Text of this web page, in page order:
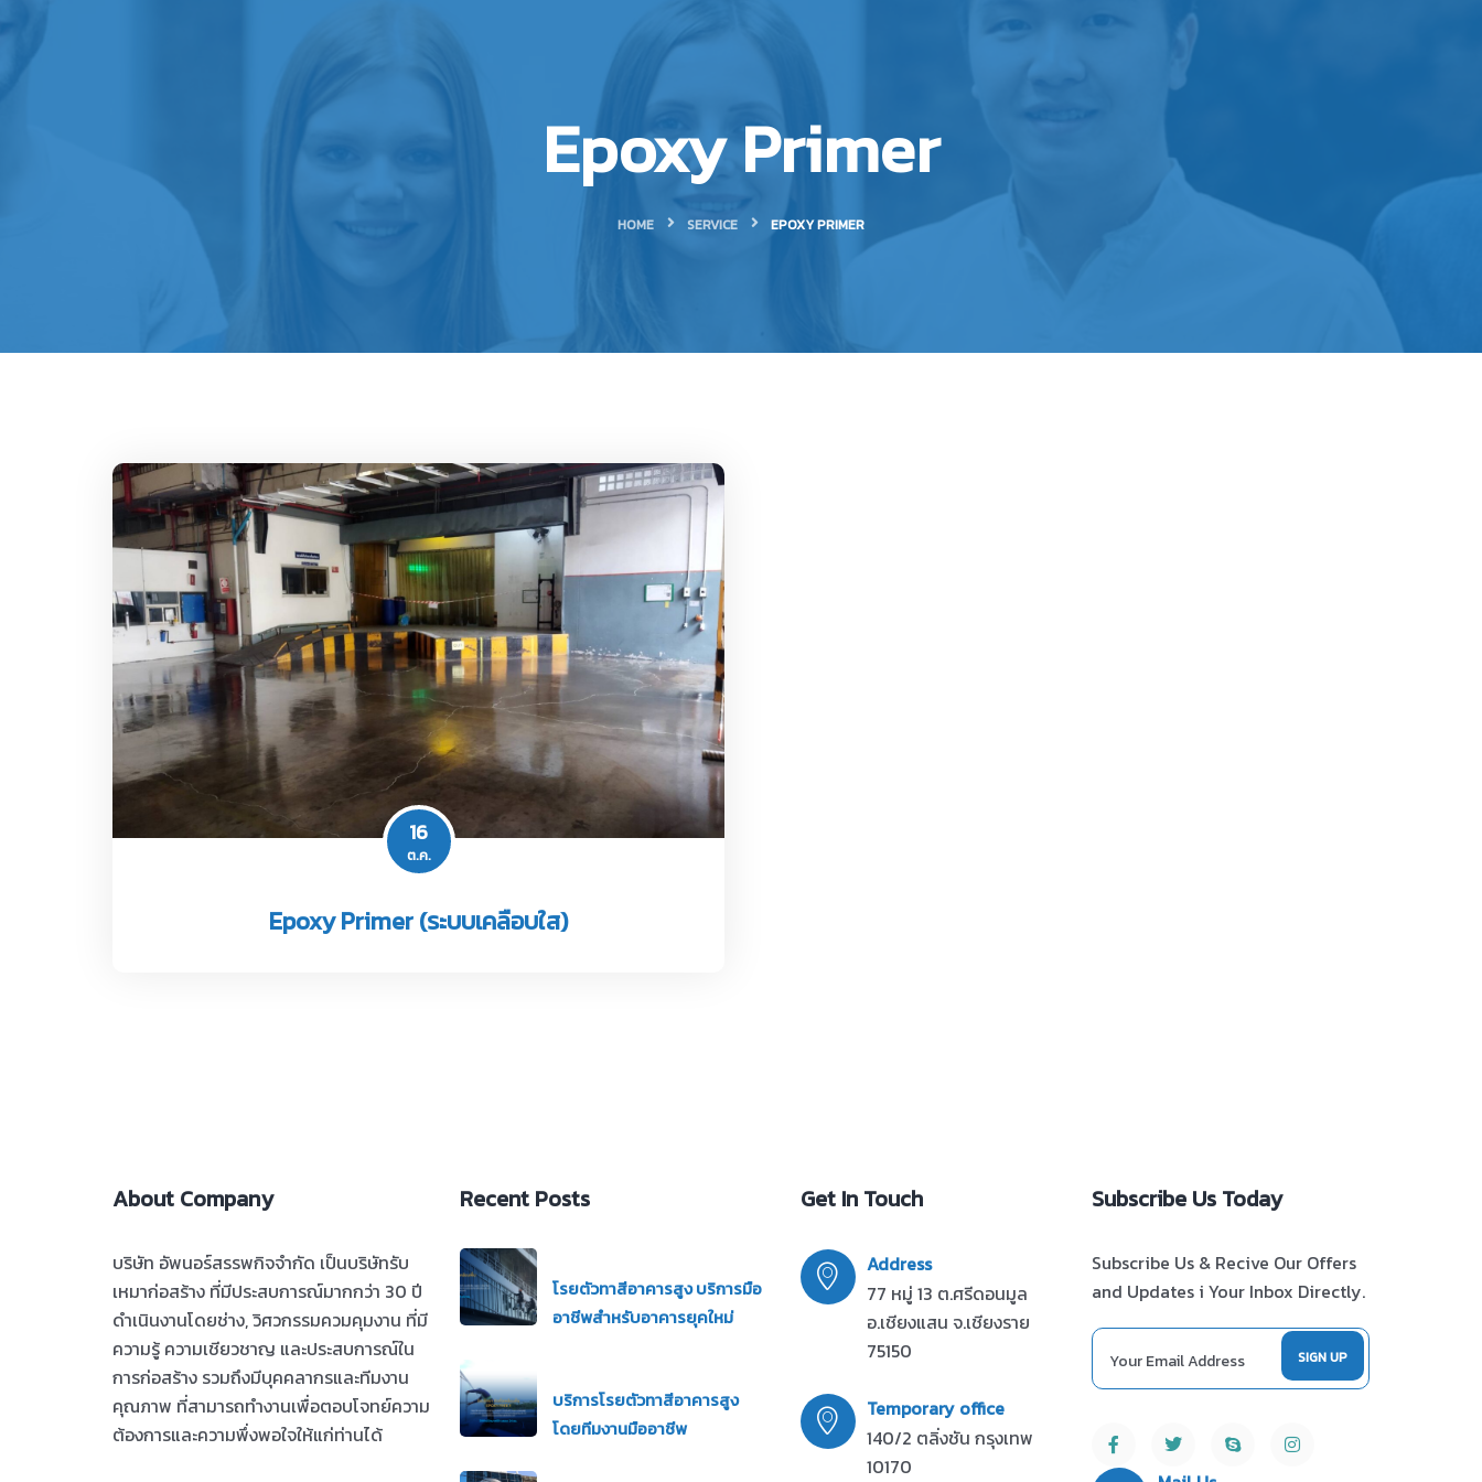
Epoxy Primer
HOME SERVICE EPOXY PRIMER
16
ต.ค.
Epoxy Primer (ระบบเคลือบใส)
About Company
บริษัท อัพนอร์สรรพกิจจำกัด เป็นบริษัทรับ
เหมาก่อสร้าง ที่มีประสบการณ์มากกว่า 30 ปี
ดำเนินงานโดยช่าง, วิศวกรรมควมคุมงาน ที่มี
ความรู้ ความเชียวชาญ และประสบการณ์ใน
การก่อสร้าง รวมถึงมีบุคคลากรและทีมงาน
คุณภาพ ที่สามารถทำงานเพื่อตอบโจทย์ความ
ต้องการและความพึ่งพอใจให้แก่ท่านได้
Recent Posts
โรยตัวทาสีอาคารสูง บริการมือ
อาชีพสำหรับอาคารยุคใหม่
บริการโรยตัวทาสีอาคารสูง
โดยทีมงานมืออาชีพ
Get In Touch
Address
77 หมู่ 13 ต.ศรีดอนมูล
อ.เชียงแสน จ.เชียงราย
75150
Temporary office
140/2 ตลิ่งชัน กรุงเทพ
10170
Subscribe Us Today
Subscribe Us & Recive Our Offers
and Updates i Your Inbox Directly.